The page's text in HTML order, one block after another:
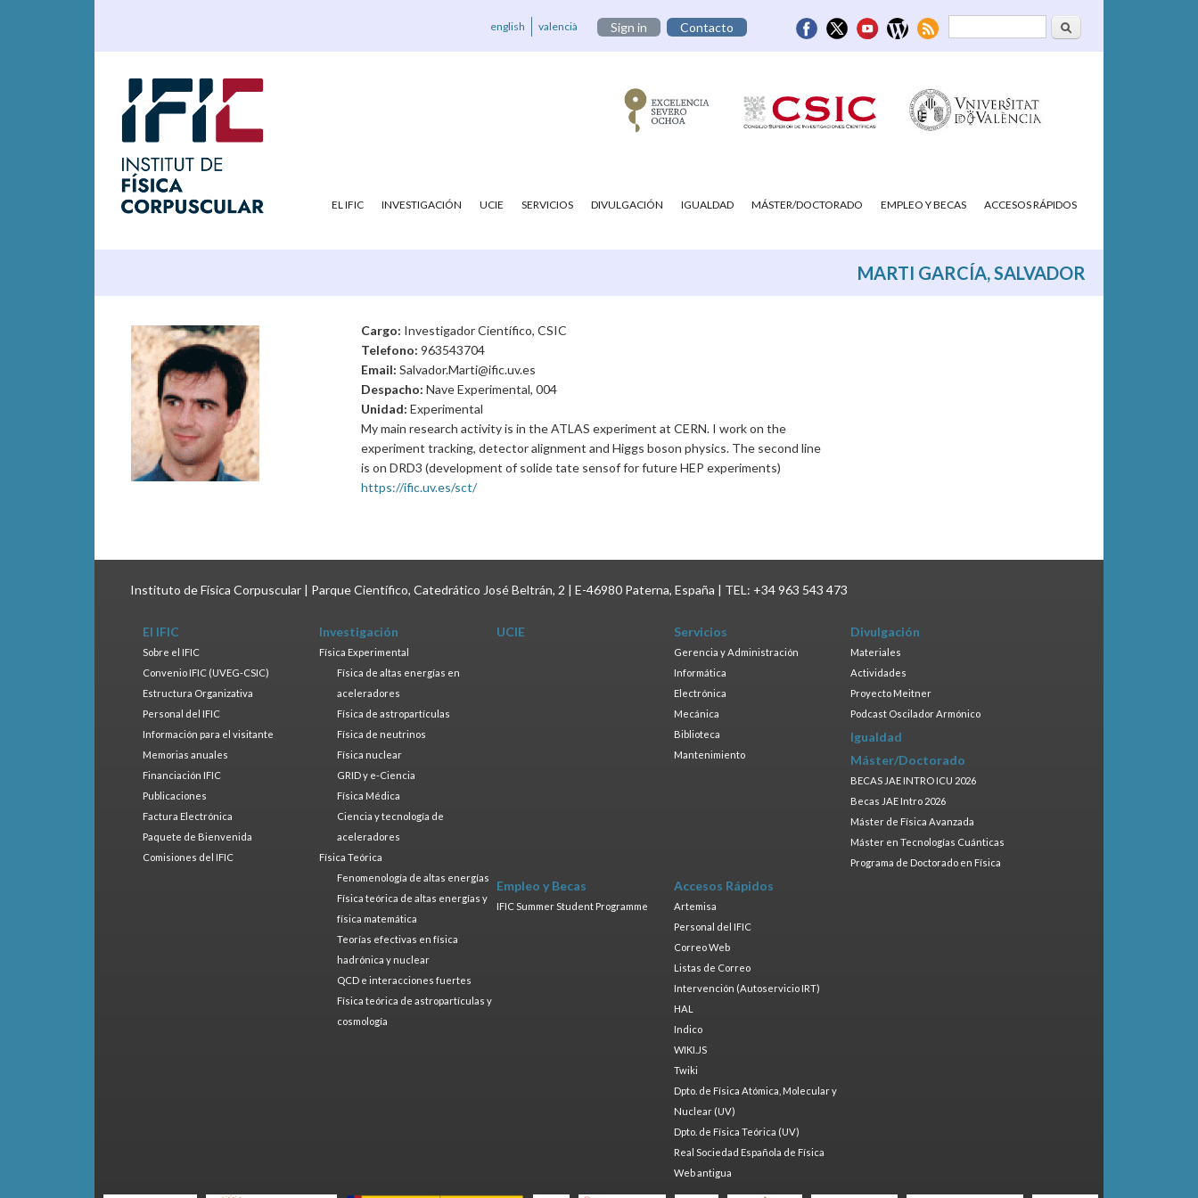
Formulario deBuscar
english valencià Sign in Contacto
EL IFIC INVESTIGACIÓN UCIE SERVICIOS DIVULGACIÓN IGUALDAD MÁSTER/DOCTORADO EMPLEO Y BECAS ACCESOS RÁPIDOS
MARTI GARCÍA, SALVADOR
Cargo: Investigador Científico, CSIC
Telefono: 963543704
Email: Salvador.Marti@ific.uv.es
Despacho: Nave Experimental, 004
Unidad: Experimental
My main research activity is in the ATLAS experiment at CERN. I work on the
experiment tracking, detector alignment and Higgs boson physics. The second line
is on DRD3 (development of solide tate sensof for future HEP experiments)
https://ific.uv.es/sct/
Instituto de Física Corpuscular | Parque Científico, Catedrático José Beltrán, 2 | E-46980 Paterna, España | TEL: +34 963 543 473
El IFIC
Sobre el IFIC
Convenio IFIC (UVEG-CSIC)
Estructura Organizativa
Personal del IFIC
Información para el visitante
Memorias anuales
Financiación IFIC
Publicaciones
Factura Electrónica
Paquete de Bienvenida
Comisiones del IFIC
Investigación
Física Experimental
Física de altas energías en
aceleradores
Física de astropartículas
Física de neutrinos
Física nuclear
GRID y e-Ciencia
Física Médica
Ciencia y tecnología de
aceleradores
Física Teórica
Fenomenología de altas energías
Física teórica de altas energías y
física matemática
Teorías efectivas en física
hadrónica y nuclear
QCD e interacciones fuertes
Física teórica de astropartículas y
cosmología
UCIE Servicios
Gerencia y Administración
Informática
Electrónica
Mecánica
Biblioteca
Mantenimiento
Divulgación
Materiales
Actividades
Proyecto Meitner
Podcast Oscilador Armónico
Igualdad
Máster/Doctorado
BECAS JAE INTRO ICU 2026
Becas JAE Intro 2026
Máster de Física Avanzada
Máster en Tecnologías Cuánticas
Programa de Doctorado en Física
Empleo y Becas
IFIC Summer Student Programme
Accesos Rápidos
Artemisa
Personal del IFIC
Correo Web
Listas de Correo
Intervención (Autoservicio IRT)
HAL
Indico
WIKI.JS
Twiki
Dpto. de Física Atómica, Molecular y
Nuclear (UV)
Dpto. de Física Teórica (UV)
Real Sociedad Española de Física
Web antigua